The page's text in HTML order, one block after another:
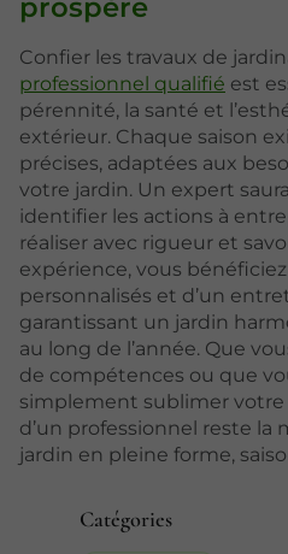
Catégories
prospère
Confier les travaux de
professionnel qualifié est
pérennité, la santé et
extérieur. Chaque saison
précises, adaptées aux
votre jardin. Un expert
identifier les actions à
réaliser avec rigueur et
expérience, vous
personnalisés et d’un
garantissant un jardin
au long de l’année. Que
de compétences ou que
simplement sublimer votre
d’un professionnel reste la
jardin en pleine forme,